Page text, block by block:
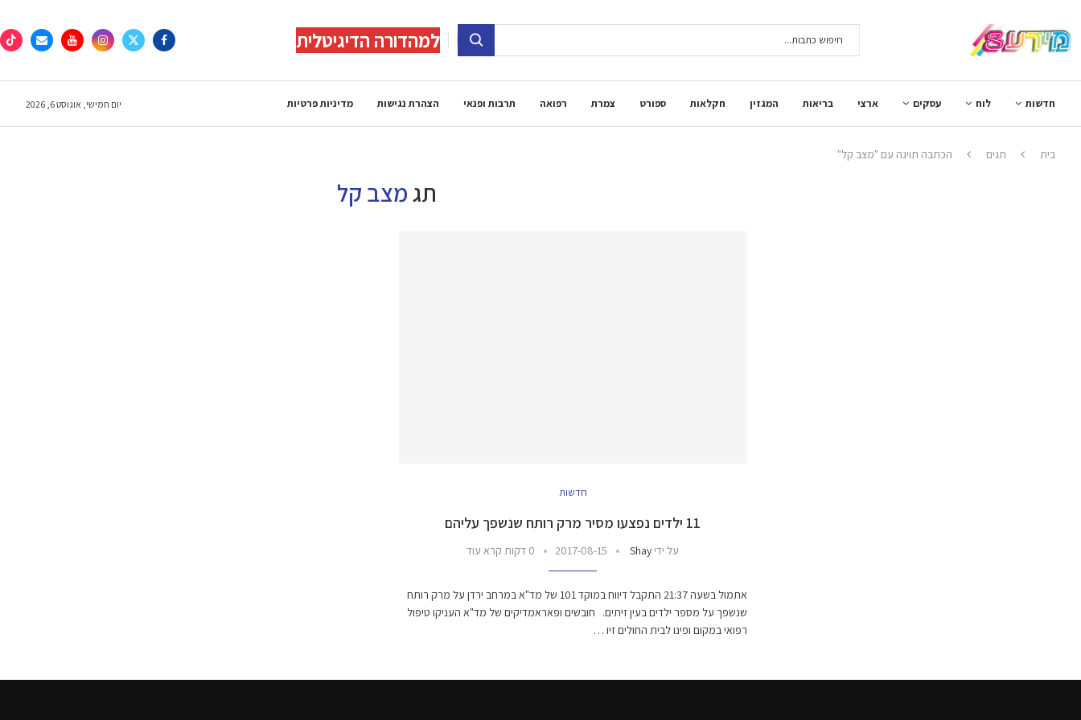
למהדורה הדיגיטלית
חדשות לוח עסקים ארצי בריאות המגזין חקלאות ספורט צמרת רפואה תרבות ופנאי הצהרת נגישות מדיניות פרטיות יום חמישי, אוגוסט 6, 2026
בית תגים הכתבה תויגה עם "מצב קל"
תגמצב קל
חדשות
11 ילדים נפצעו מסיר מרק רותח שנשפך עליהם
על ידיShay
2017-08-15 0 דקות קרא עוד
אתמול בשעה 21:37 התקבל דיווח במוקד 101 של מד"א במרחב ירדן על מרק רותח
שנשפך על מספר ילדים בעין זיתים. חובשים ופאראמדיקים של מד"א העניקו טיפול
רפואי במקום ופינו לבית החולים זיו …